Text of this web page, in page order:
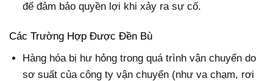
để đảm bảo quyền lợi khi xảy ra sự cố.
Các Trường Hợp Được Đền Bù
Hàng hóa bị hư hỏng trong quá trình vận chuyển do
sơ suất của công ty vận chuyển (như va chạm, rơi